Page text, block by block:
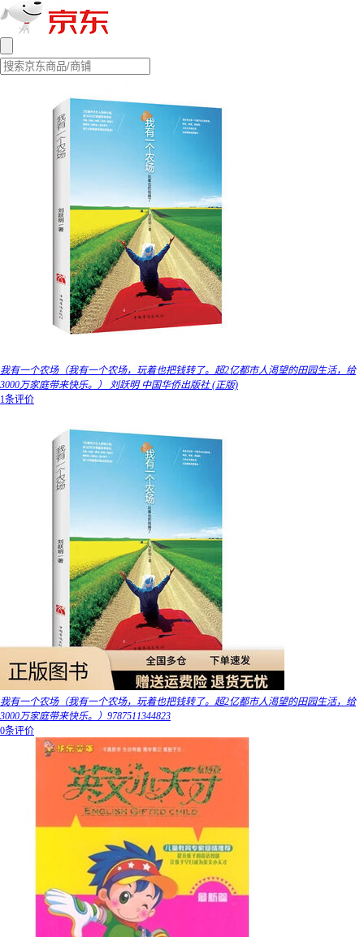
我有一个农场（我有一个农场，玩着也把钱转了。超2亿都市人渴望的田园生活，给
3000万家庭带来快乐。） 刘跃明 中国华侨出版社 (正版)
1条评价
我有一个农场（我有一个农场，玩着也把钱转了。超2亿都市人渴望的田园生活，给
3000万家庭带来快乐。）9787511344823
0条评价